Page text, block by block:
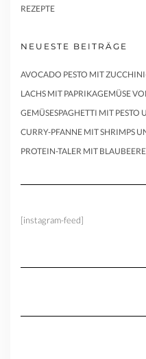
REZEPTE
NEUESTE BEITRÄGE
AVOCADO PESTO MIT
LACHS MIT PAPRIKAGEMÜSE
GEMÜSESPAGHETTI MIT PESTO
CURRY-PFANNE MIT SHRIMPS
PROTEIN-TALER MIT
[instagram-feed]